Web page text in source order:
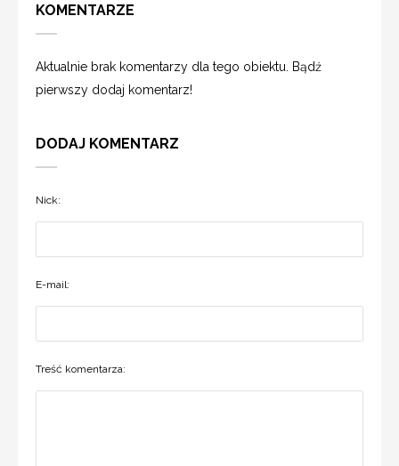
KOMENTARZE
Aktualnie brak komentarzy dla tego obiektu. Bądź
pierwszy dodaj komentarz!
DODAJ KOMENTARZ
Nick:
E-mail:
Treść komentarza: